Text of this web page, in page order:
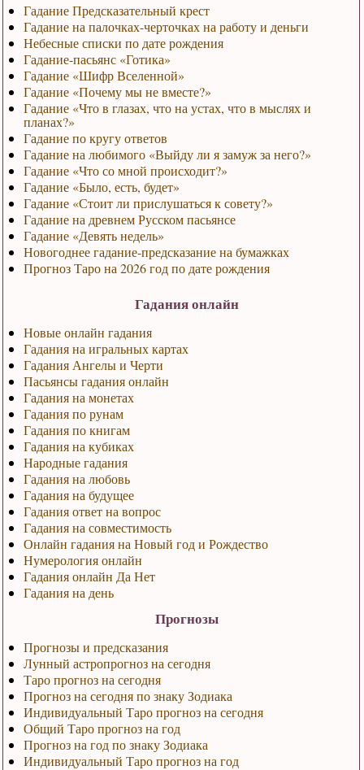
Гадание Предсказательный крест
Гадание на палочках-черточках на работу и деньги
Небесные списки по дате рождения
Гадание-пасьянс «Готика»
Гадание «Шифр Вселенной»
Гадание «Почему мы не вместе?»
Гадание «Что в глазах, что на устах, что в мыслях и
планах?»
Гадание по кругу ответов
Гадание на любимого «Выйду ли я замуж за него?»
Гадание «Что со мной происходит?»
Гадание «Было, есть, будет»
Гадание «Стоит ли прислушаться к совету?»
Гадание на древнем Русском пасьянсе
Гадание «Девять недель»
Новогоднее гадание-предсказание на бумажках
Прогноз Таро на 2026 год по дате рождения
Гадания онлайн
Новые онлайн гадания
Гадания на игральных картах
Гадания Ангелы и Черти
Пасьянсы гадания онлайн
Гадания на монетах
Гадания по рунам
Гадания по книгам
Гадания на кубиках
Народные гадания
Гадания на любовь
Гадания на будущее
Гадания ответ на вопрос
Гадания на совместимость
Онлайн гадания на Новый год и Рождество
Нумерология онлайн
Гадания онлайн Да Нет
Гадания на день
Прогнозы
Прогнозы и предсказания
Лунный астропрогноз на сегодня
Таро прогноз на сегодня
Прогноз на сегодня по знаку Зодиака
Индивидуальный Таро прогноз на сегодня
Общий Таро прогноз на год
Прогноз на год по знаку Зодиака
Индивидуальный Таро прогноз на год